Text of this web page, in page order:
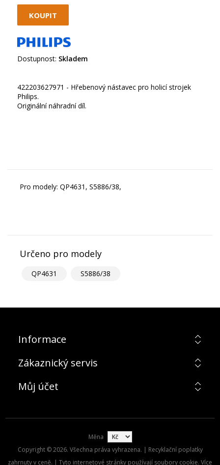
Dostupnost: Skladem
422203627971 - Hřebenový nástavec pro holicí strojek
Philips.
Originální náhradní díl.
Pro modely: QP4631, S5886/38,
Určeno pro modely
QP4631 S5886/38
Informace
Zákaznický servis
Můj účet
Měna
Copyright © 2026. Všechna práva vyhrazena. | Recyklační poplatky
zahrnuty v ceně. | Tyto internetové stránky používají soubory cookie. Více